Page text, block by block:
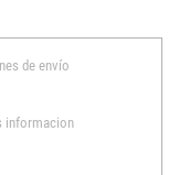
de envío
informacion